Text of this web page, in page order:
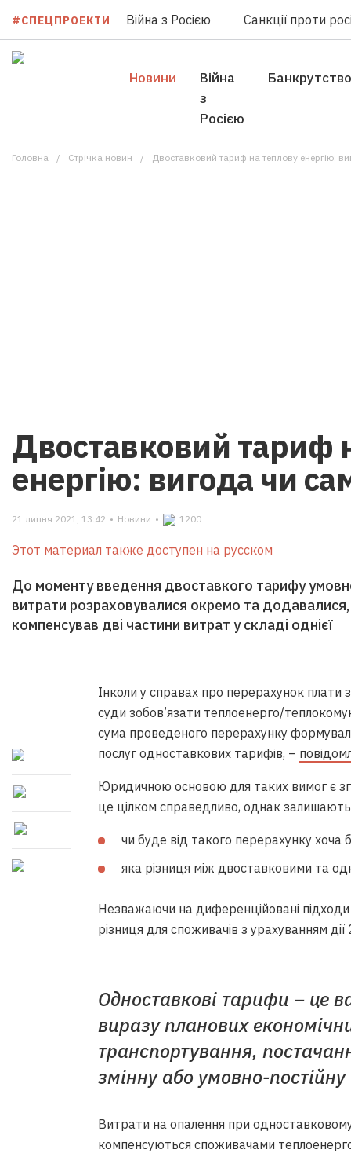
#СПЕЦПРОЕКТИ Війна з Росією Санкції проти
Новини
Війна
з
Росією
Банкрутство
Головна Стрічка новин Двоставковий тариф на теплову енергію:
Двоставковий тариф
енергію: вигода чи
21 липня 2021, 13:42 • Новини • 1200
Этот материал также доступен на русском
До моменту введення двоставкого тарифу
витрати розраховувалися окремо та
компенсував дві частини витрат у складі однієї
Інколи у справах про перерахунок плати
суди зобов’язати теплоенерго/
сума проведеного перерахунку
послуг одноставкових тарифів, –
Юридичною основою для таких вимог є
це цілком справедливо, однак
чи буде від такого перерахунку хоча
яка різниця між двоставковими та
Незважаючи на диференційовані
різниця для споживачів з урахуванням
Одноставкові тарифи – це
виразу планових
транспортування,
змінну або умовно-
Витрати на опалення при
компенсуються споживачами